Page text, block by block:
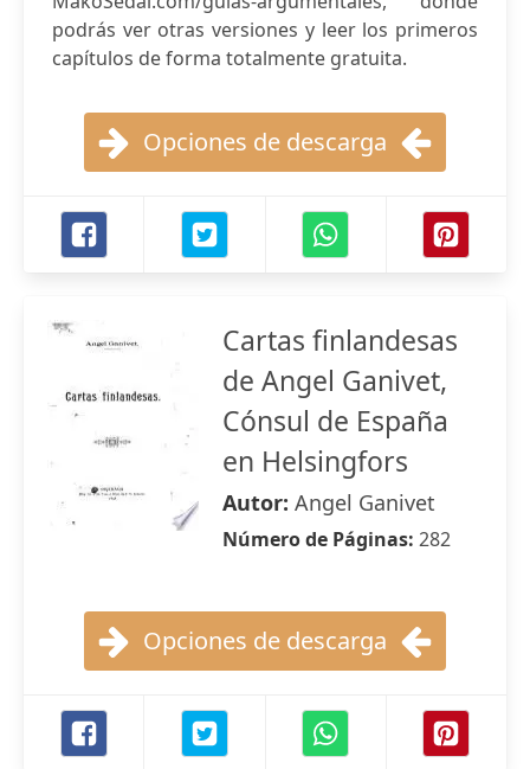
podrás ver otras versiones y leer los primeros
capítulos de forma totalmente gratuita.
Opciones de descarga
Cartas finlandesas
de Angel Ganivet,
Cónsul de España
en Helsingfors
Autor: Angel Ganivet
Número de Páginas: 282
Opciones de descarga